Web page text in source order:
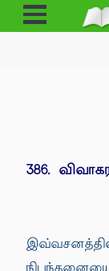
Open
Menu
386.
இவ்வசனத்தில்